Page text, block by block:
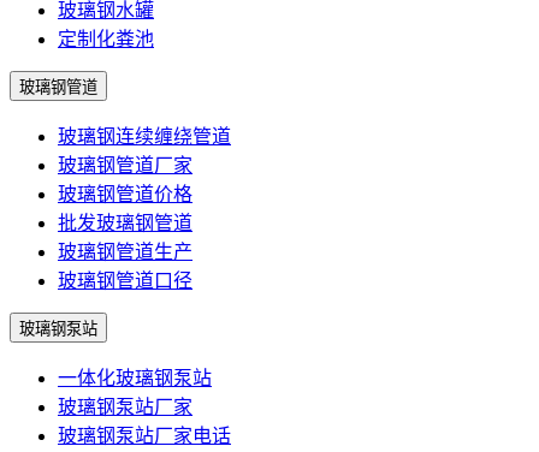
玻璃钢水罐
定制化粪池
玻璃钢管道
玻璃钢连续缠绕管道
玻璃钢管道厂家
玻璃钢管道价格
批发玻璃钢管道
玻璃钢管道生产
玻璃钢管道口径
玻璃钢泵站
一体化玻璃钢泵站
玻璃钢泵站厂家
玻璃钢泵站厂家电话